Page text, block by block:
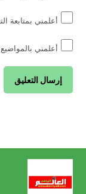
أعلمني بمتابعة
أعلمني